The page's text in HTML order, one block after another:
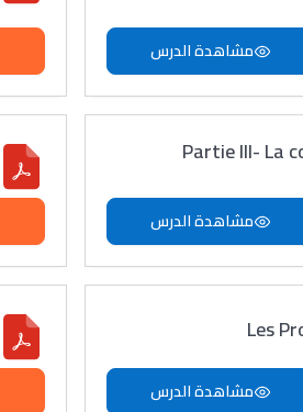
مشاهدة الدرس
Partie III- La
مشاهدة الدرس
Les
مشاهدة الدرس